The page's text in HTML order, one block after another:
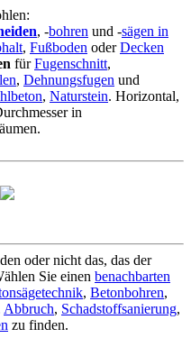
, -bohren und -sägen in
, Fußboden oderDecken
fürFugenschnitt,
, Dehnungsfugen und
, Naturstein. Horizontal,
in
oder nicht das, das der
Sie einen benachbarten
, Betonbohren,
Abbruch, Schadstoffsanierung,
zu finden.